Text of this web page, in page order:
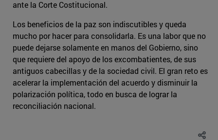
ante la Corte Costitucional.
Los beneficios de la paz son indiscutibles y queda
mucho por hacer para consolidarla. Es una labor que no
puede dejarse solamente en manos del Gobierno, sino
que requiere del apoyo de los excombatientes, de sus
antiguos cabecillas y de la sociedad civil. El gran reto es
acelerar la implementación del acuerdo y disminuir la
polarización política, todo en busca de lograr la
reconciliación nacional.